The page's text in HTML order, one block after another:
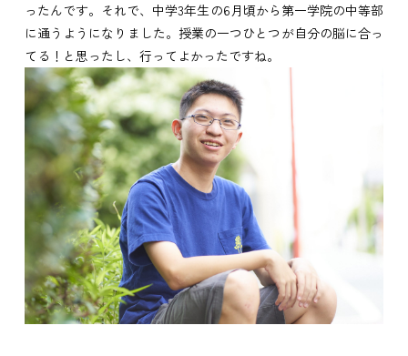
ったんです。それで、中学3年生の6月頃から第一学院の中等部
に通うようになりました。授業の一つひとつが自分の脳に合っ
てる！と思ったし、行ってよかったですね。